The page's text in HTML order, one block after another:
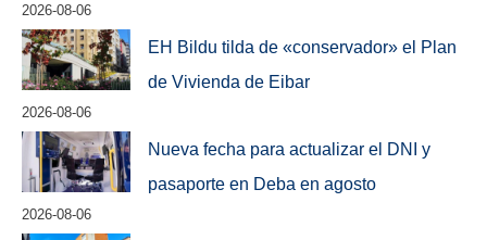
2026-08-06
EH Bildu tilda de «conservador» el Plan
de Vivienda de Eibar
2026-08-06
Nueva fecha para actualizar el DNI y
pasaporte en Deba en agosto
2026-08-06